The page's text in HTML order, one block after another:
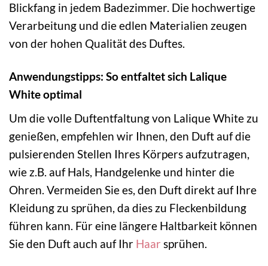
Blickfang in jedem Badezimmer. Die hochwertige
Verarbeitung und die edlen Materialien zeugen
von der hohen Qualität des Duftes.
Anwendungstipps: So entfaltet sich Lalique
White optimal
Um die volle Duftentfaltung von Lalique White zu
genießen, empfehlen wir Ihnen, den Duft auf die
pulsierenden Stellen Ihres Körpers aufzutragen,
wie z.B. auf Hals, Handgelenke und hinter die
Ohren. Vermeiden Sie es, den Duft direkt auf Ihre
Kleidung zu sprühen, da dies zu Fleckenbildung
führen kann. Für eine längere Haltbarkeit können
Sie den Duft auch auf Ihr Haar sprühen.